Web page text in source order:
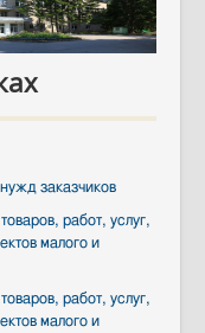
заказчиков
работ, услуг,
малого и
работ, услуг,
малого и